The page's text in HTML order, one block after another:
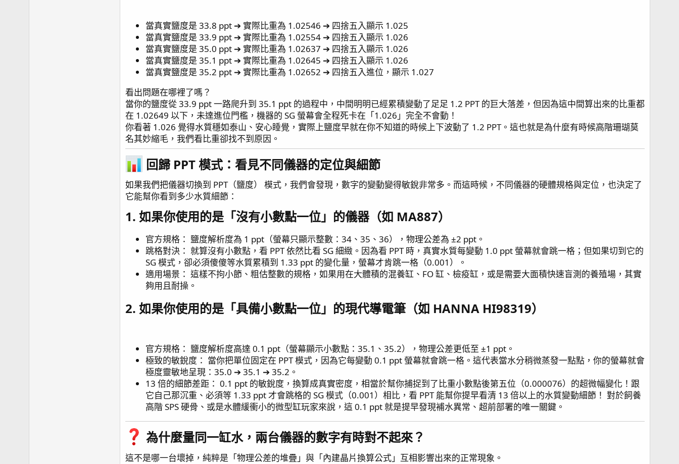
當真實鹽度是 33.8 ppt ➔ 實際比重為 1.02546 ➔ 四捨五入顯示 1.025
當真實鹽度是 33.9 ppt ➔ 實際比重為 1.02554 ➔ 四捨五入顯示 1.026
當真實鹽度是 35.0 ppt ➔ 實際比重為 1.02637 ➔ 四捨五入顯示 1.026
當真實鹽度是 35.1 ppt ➔ 實際比重為 1.02645 ➔ 四捨五入顯示 1.026
當真實鹽度是 35.2 ppt ➔ 實際比重為 1.02652 ➔ 四捨五入進位，顯示 1.027
看出問題在哪裡了嗎？
當你的鹽度從 33.9 ppt 一路爬升到 35.1 ppt 的過程中，中間明明已經累積變動了足足 1.2 PPT 的巨大落差，但因為這中間算出來的比重都
在 1.02649 以下，未達進位門檻，機器的 SG 螢幕會全程死卡在「1.026」完全不會動！
你看著 1.026 覺得水質穩如泰山、安心睡覺，實際上鹽度早就在你不知道的時候上下波動了 1.2 PPT。這也就是為什麼有時候高階珊瑚莫
名其妙縮毛，我們看比重卻找不到原因。
回歸 PPT 模式：看見不同儀器的定位與細節​
如果我們把儀器切換到 PPT（鹽度） 模式，我們會發現，數字的變動變得敏銳非常多。而這時候，不同儀器的硬體規格與定位，也決定了
它能幫你看到多少水質細節：
1. 如果你使用的是「沒有小數點一位」的儀器（如 MA887）​
官方規格： 鹽度解析度為 1 ppt（螢幕只顯示整數：34、35、36），物理公差為 ±2 ppt。
跳格對決： 就算沒有小數點，看 PPT 依然比看 SG 細緻。因為看 PPT 時，真實水質每變動 1.0 ppt 螢幕就會跳一格；但如果切到它的
SG 模式，卻必須傻傻等水質累積到 1.33 ppt 的變化量，螢幕才肯跳一格（0.001）。
適用場景： 這樣不拘小節、粗估整數的規格，如果用在大體積的混養缸、FO 缸、檢疫缸，或是需要大面積快速盲測的養殖場，其實
夠用且耐操。
2. 如果你使用的是「具備小數點一位」的現代導電筆（如 HANNA HI98319）​
官方規格： 鹽度解析度高達 0.1 ppt（螢幕顯示小數點：35.1、35.2），物理公差更低至 ±1 ppt。
極致的敏銳度： 當你把單位固定在 PPT 模式，因為它每變動 0.1 ppt 螢幕就會跳一格。這代表當水分稍微蒸發一點點，你的螢幕就會
極度靈敏地呈現：35.0 ➔ 35.1 ➔ 35.2。
13 倍的細節差距： 0.1 ppt 的敏銳度，換算成真實密度，相當於幫你捕捉到了比重小數點後第五位（0.000076）的超微幅變化！跟
它自己那沉重、必須等 1.33 ppt 才會跳格的 SG 模式（0.001）相比，看 PPT 能幫你提早看清 13 倍以上的水質變動細節！ 對於飼養
高階 SPS 硬骨、或是水體緩衝小的微型缸玩家來說，這 0.1 ppt 就是提早發現補水異常、超前部署的唯一關鍵。
為什麼量同一缸水，兩台儀器的數字有時對不起來？​
這不是哪一台壞掉，純粹是「物理公差的堆疊」與「內建晶片換算公式」互相影響出來的正常現象。